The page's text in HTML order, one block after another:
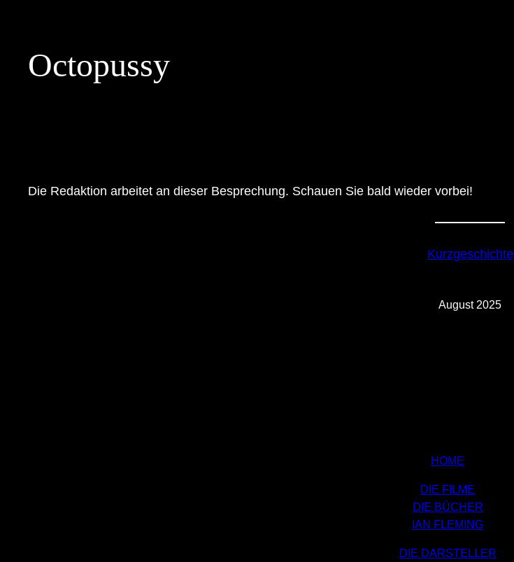
contentOctopussy
Die Redaktion arbeitet an dieser Besprechung. Schauen Sie bald wieder vorbei!
Kurzgeschichte
August 2025
HOME
DIE FILME
DIE BÜCHER
IAN FLEMING
DIE DARSTELLER